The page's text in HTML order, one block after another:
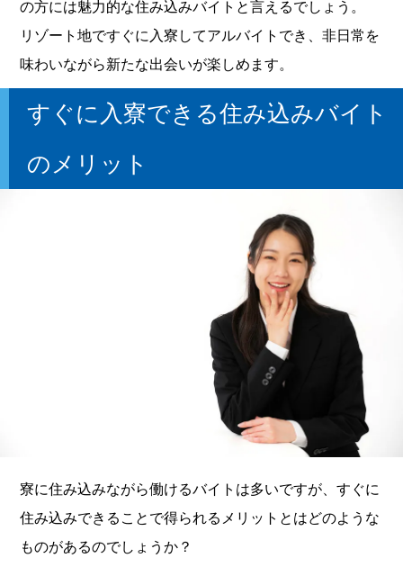
の方には魅力的な住み込みバイトと言えるでしょう。
リゾート地ですぐに入寮してアルバイトでき、非日常を
味わいながら新たな出会いが楽しめます。
すぐに入寮できる住み込みバイト
のメリット
寮に住み込みながら働けるバイトは多いですが、すぐに
住み込みできることで得られるメリットとはどのような
ものがあるのでしょうか？